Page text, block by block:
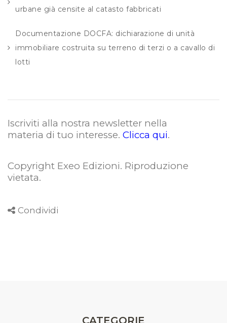
urbane già censite al catasto fabbricati
Documentazione DOCFA: dichiarazione di unità
immobiliare costruita su terreno di terzi o a cavallo di
lotti
Iscriviti alla nostra newsletter nella
materia di tuo interesse. Clicca qui.
Copyright Exeo Edizioni. Riproduzione
vietata.
Condividi
CATEGORIE